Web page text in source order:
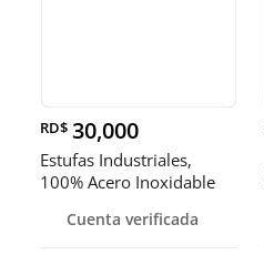
RD$ 30,000
Estufas Industriales,
100% Acero Inoxidable
Cuenta verificada